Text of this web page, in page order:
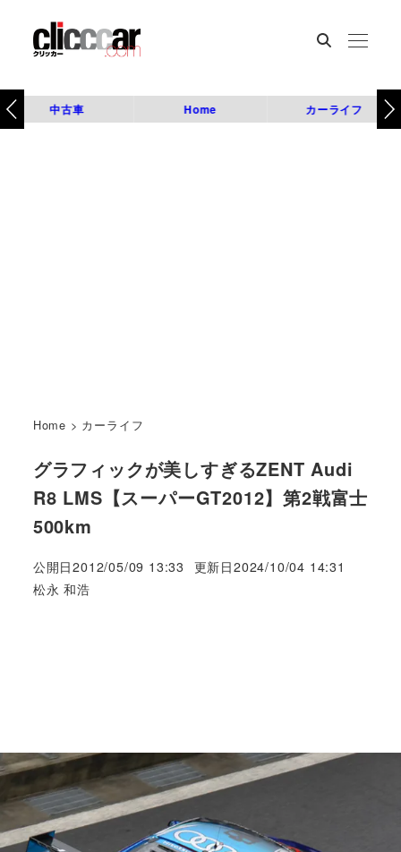
中古車 Home カーライフ
Home > カーライフ
グラフィックが美しすぎるZENT Audi
R8 LMS【スーパーGT2012】第2戦富士
500km
公開日2012/05/09 13:33 更新日2024/10/04 14:31
著
松永 和浩